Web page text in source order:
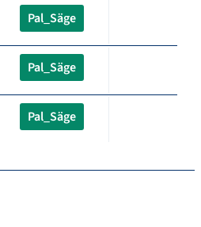
Pal_Säge
Pal_Säge
Pal_Säge